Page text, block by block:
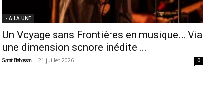
- A LA UNE
Un Voyage sans Frontières en musique… Via
une dimension sonore inédite....
Samir Belhassen - 21 juillet 2026 0